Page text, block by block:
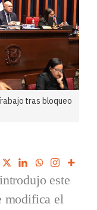
tras bloqueo
este
modifica el